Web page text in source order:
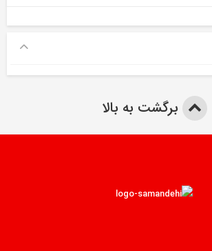
برگشت به بالا